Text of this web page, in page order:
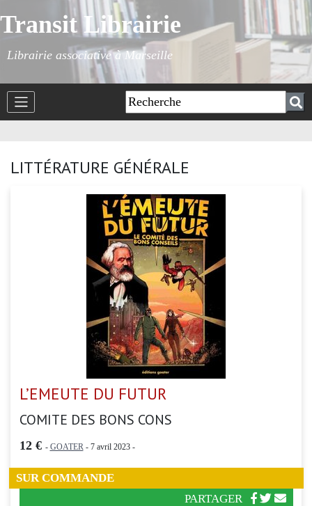
Transit Librairie
Librairie associative à Marseille
LITTÉRATURE GÉNÉRALE
L’EMEUTE DU FUTUR
COMITE DES BONS CONS
12 € - GOATER - 7 avril 2023 -
SUR COMMANDE
PARTAGER